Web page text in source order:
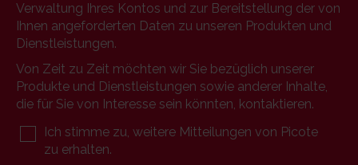
Verwaltung Ihres Kontos und zur Bereitstellung der von
Ihnen angeforderten Daten zu unseren Produkten und
Dienstleistungen.
Von Zeit zu Zeit möchten wir Sie bezüglich unserer
Produkte und Dienstleistungen sowie anderer Inhalte,
die für Sie von Interesse sein könnten, kontaktieren.
Ich stimme zu, weitere Mitteilungen von Picote
zu erhalten.